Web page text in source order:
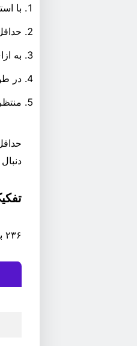
با
حداقل 20 دلار در شرط‌های واجد شرایط
به ازای هر 20 دلار شرط بندی،
در
۲۳۶ برنده، شرط‌های رایگان جام جهانی فیفا ۲۰۲۶ را از ۵ دلار تا جایزه بزرگ ۵۰۰ دلار برنده خواهند شد.